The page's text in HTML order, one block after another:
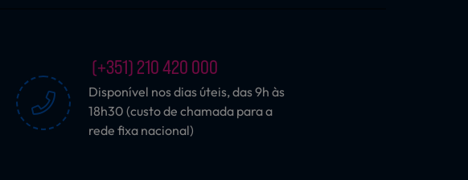
(+351) 210 420 000
Disponível nos dias úteis, das 9h às
18h30 (custo de chamada para a
rede fixa nacional)